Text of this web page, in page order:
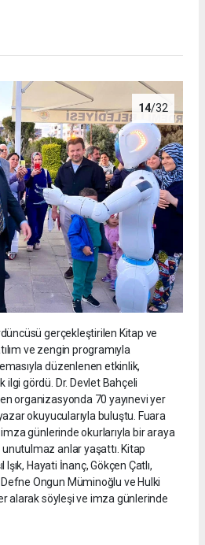
14/32
gerçekleştirilen Kitap ve
ve zengin programıyla
düzenlenen etkinlik,
gördü. Dr. Devlet Bahçeli
organizasyonda 70 yayınevi yer
okuyucularıyla buluştu. Fuara
günlerinde okurlarıyla bir araya
anlar yaşattı. Kitap
Işık, Hayati İnanç, Gökçen Çatlı,
Ongun Müminoğlu ve Hulki
alarak söyleşi ve imza günlerinde